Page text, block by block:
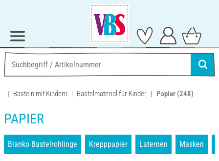
Basteln mit Kindern Bastelmaterial für Kinder Papier (248)
PAPIER
Blanko Bastelrohlinge Krepppapier Laternen Masken